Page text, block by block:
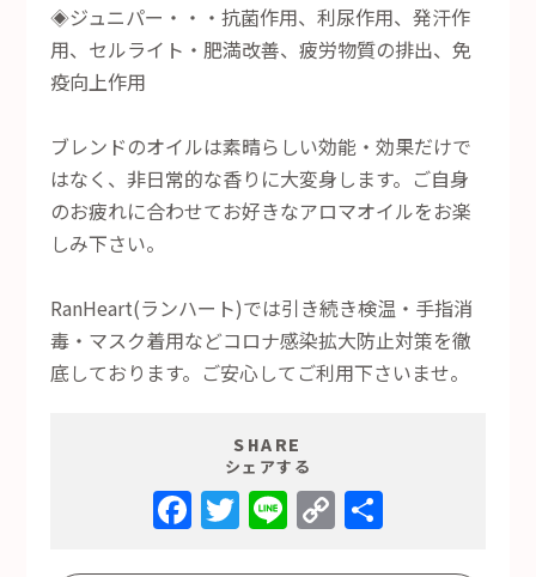
◈ジュニパー・・・抗菌作用、利尿作用、発汗作
用、セルライト・肥満改善、疲労物質の排出、免
疫向上作用
ブレンドのオイルは素晴らしい効能・効果だけで
はなく、非日常的な香りに大変身します。ご自身
のお疲れに合わせてお好きなアロマオイルをお楽
しみ下さい。
RanHeart(ランハート)では引き続き検温・手指消
毒・マスク着用などコロナ感染拡大防止対策を徹
底しております。ご安心してご利用下さいませ。
SHARE
シェアする
Facebook
Twitter
LineCopy
Link